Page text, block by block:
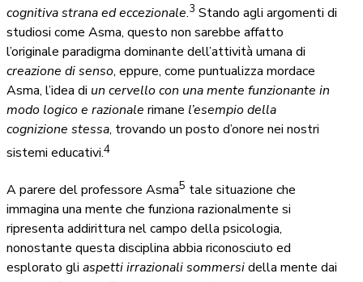
cognitiva strana ed eccezionale.3 Stando agli argomenti di
studiosi come Asma, questo non sarebbe affatto
l’originale paradigma dominante dell’attività umana di
creazione di senso, eppure, come puntualizza mordace
Asma, l’idea di un cervello con una mente funzionante in
modo logico e razionale rimane l’esempio della
cognizione stessa, trovando un posto d’onore nei nostri
sistemi educativi.4
A parere del professore Asma5 tale situazione che
immagina una mente che funziona razionalmente si
ripresenta addirittura nel campo della psicologia,
nonostante questa disciplina abbia riconosciuto ed
esplorato gli aspetti irrazionali sommersidella mente dai